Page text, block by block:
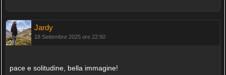
Jardy
18 Settembre 2025 ore 22:50
pace e solitudine, bella immagine!